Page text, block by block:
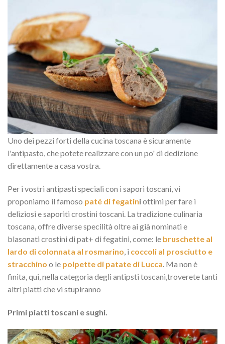
Uno dei pezzi forti della cucina toscana è sicuramente
l'antipasto, che potete realizzare con un po' di dedizione
direttamente a casa vostra.
Per i vostri antipasti speciali con i sapori toscani, vi
proponiamo il famoso paté di fegatiniottimi per fare i
deliziosi e saporiti crostini toscani. La tradizione culinaria
toscana, offre diverse specilità oltre ai già nominati e
blasonati crostini di pat+ di fegatini, come: le bruschette al
lardo di colonnata al rosmarino, i coccoli al prosciutto e
stracchino o le polpette di patate di Lucca. Ma non è
finita, qui, nella categoria degli antipsti toscani,troverete tanti
altri piatti che vi stupiranno
Primi piatti toscani e sughi.